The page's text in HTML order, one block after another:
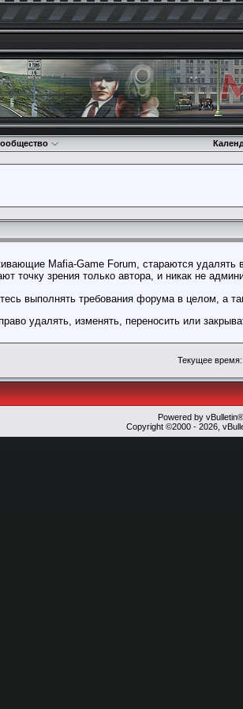
Mafia-Game Forum, стараются
точку зрения только автора, и никак не
выполнять требования форума в целом, а
удалять, изменять, переносить или
Текущее время:
Powered by
Copyright ©2000 - 2026,